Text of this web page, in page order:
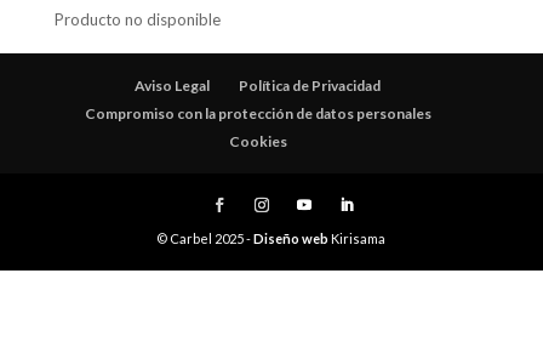
Producto no disponible
Aviso Legal
Política de Privacidad
Compromiso con la protección de datos personales
Cookies
© Carbel 2025 -Diseño web Kirisama